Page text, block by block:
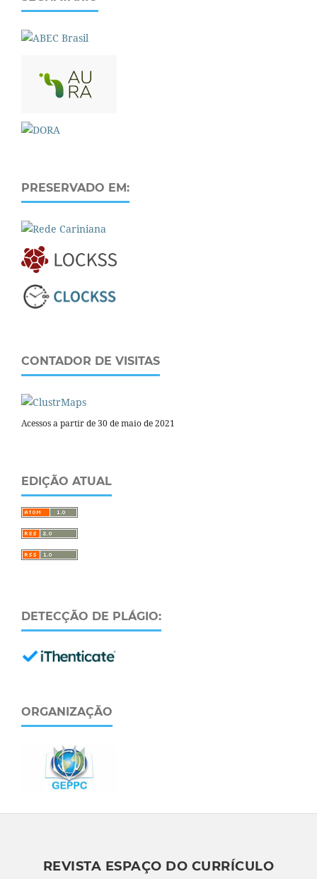
PRESERVADO EM:
CONTADOR DE VISITAS
Acessos a partir de 30 de maio de 2021
EDIÇÃO ATUAL
DETECÇÃO DE PLÁGIO:
ORGANIZAÇÃO
REVISTA ESPAÇO DO CURRÍCULO